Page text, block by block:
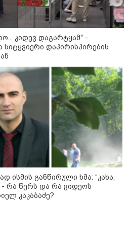
თითქოს საქართველოში
უარყოფითი გარემოა რუსი
ტურისტებისთვის" - პრემიერი
16:14 / 06-08-2026
"დღეს ვიმგზავრეთ
მატარებლით, რომელიც ახალი
სიჩქარით მოძრაობს, მანამდე
ბათუმამდე მგზავრობის დრო
იყო 5,5 საათი და ახლა არის 4
საათამდე შემცირებული" -
ირაკლი კობახიძე
სიახლე
კიდევ დაგარტყამ" -
დაპირისპირების
ისმის განწირული ხმა: “კახა,
- რა წერს და რა ვიდეოს
კაკაბაძე?